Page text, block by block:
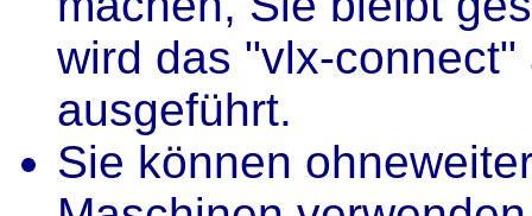
wird das "vlx-
ausgeführt.
Sie können